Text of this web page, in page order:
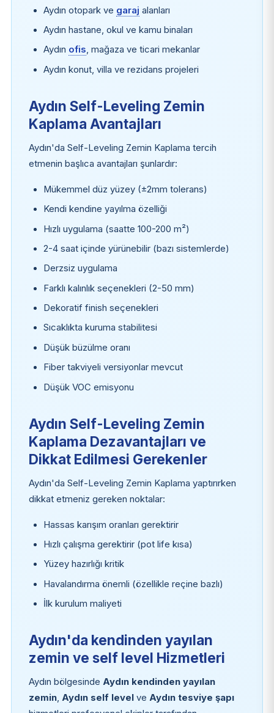
Aydın otopark ve garaj alanları
Aydın hastane, okul ve kamu binaları
Aydın ofis, mağaza ve ticari mekanlar
Aydın konut, villa ve rezidans projeleri
Aydın Self-Leveling Zemin
Kaplama Avantajları
Aydın'da Self-Leveling Zemin Kaplama tercih
etmenin başlıca avantajları şunlardır:
Mükemmel düz yüzey (±2mm tolerans)
Kendi kendine yayılma özelliği
Hızlı uygulama (saatte 100-200 m²)
2-4 saat içinde yürünebilir (bazı sistemlerde)
Derzsiz uygulama
Farklı kalınlık seçenekleri (2-50 mm)
Dekoratif finish seçenekleri
Sıcaklıkta kuruma stabilitesi
Düşük büzülme oranı
Fiber takviyeli versiyonlar mevcut
Düşük VOC emisyonu
Aydın Self-Leveling Zemin
Kaplama Dezavantajları ve
Dikkat Edilmesi Gerekenler
Aydın'da Self-Leveling Zemin Kaplama yaptırırken
dikkat etmeniz gereken noktalar:
Hassas karışım oranları gerektirir
Hızlı çalışma gerektirir (pot life kısa)
Yüzey hazırlığı kritik
Havalandırma önemli (özellikle reçine bazlı)
İlk kurulum maliyeti
Aydın'da kendinden yayılan
zemin ve self level Hizmetleri
Aydın bölgesinde Aydın kendinden yayılan
zemin, Aydın self levelve Aydın tesviye şapı